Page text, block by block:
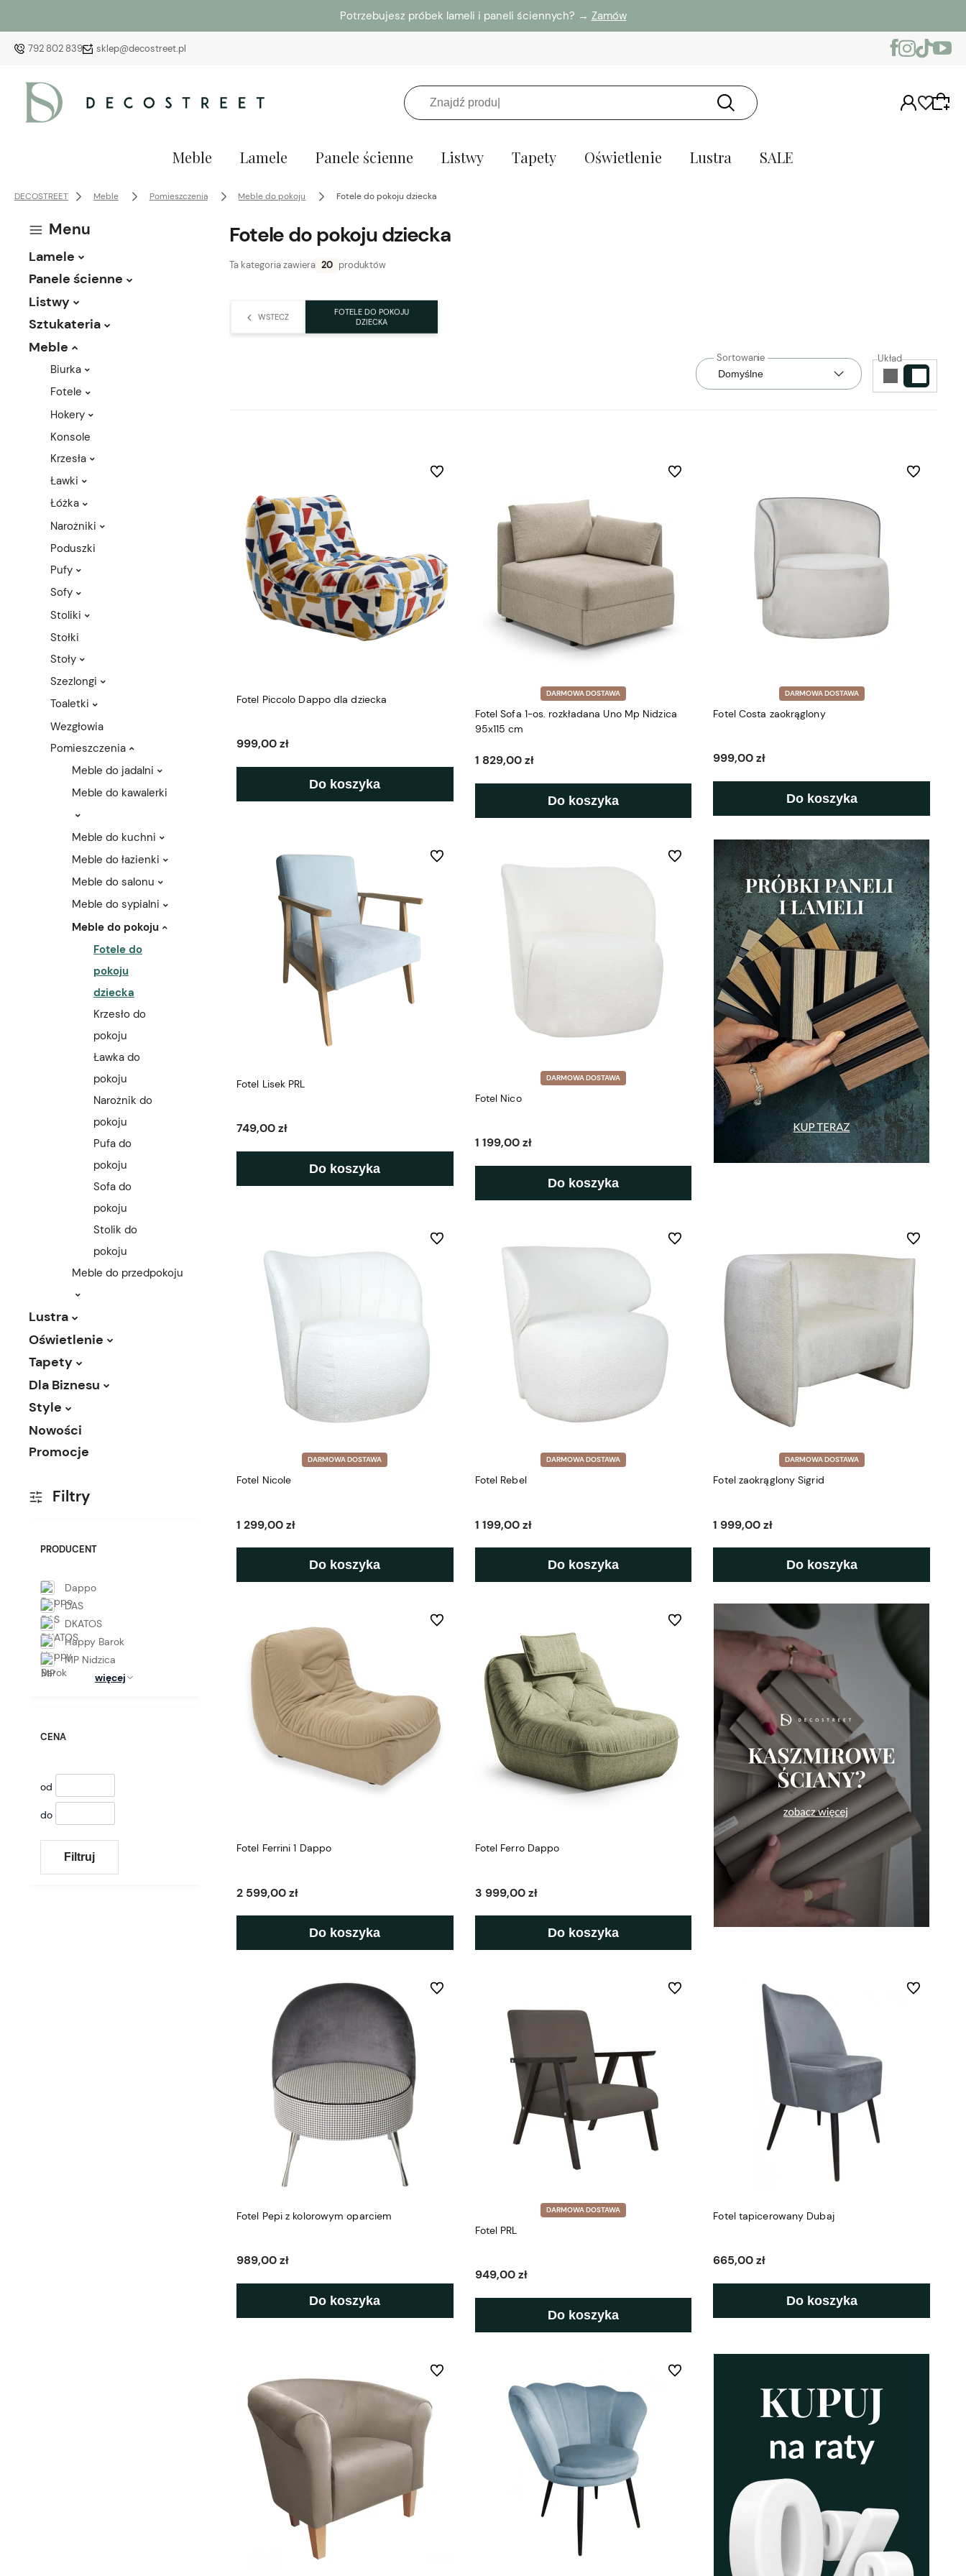
Potrzebujesz próbek lameli i paneli ściennych? → Zamów
792 802 839 sklep@decostreet.pl
Meble Lamele Panele ścienne Listwy Tapety Oświetlenie Lustra SALE
DECOSTREET Meble Pomieszczenia Meble do pokoju Fotele do pokoju dziecka
Menu
Lamele
Panele ścienne
Listwy
Sztukateria
Meble
Biurka
Fotele
Hokery
Konsole
Krzesła
Ławki
Łóżka
Narożniki
Poduszki
Pufy
Sofy
Stoliki
Stołki
Stoły
Szezlongi
Toaletki
Wezgłowia
Pomieszczenia
Meble do jadalni
Meble do kawalerki
Meble do kuchni
Meble do łazienki
Meble do salonu
Meble do sypialni
Meble do pokoju
Fotele do
pokoju
dziecka
Krzesło do
pokoju
Ławka do
pokoju
Narożnik do
pokoju
Pufa do
pokoju
Sofa do
pokoju
Stolik do
pokoju
Meble do przedpokoju
Lustra
Oświetlenie
Tapety
Dla Biznesu
Style
Nowości
Promocje
Filtry
PRODUCENT
Dappo
DAS
DKATOS
Happy Barok
MP Nidzica
więcej
CENA
od
do
Filtruj
Fotele do pokoju dziecka
Ta kategoria zawiera 20 produktów
WSTECZ
FOTELE DO POKOJU
DZIECKA
Układ
Fotel Piccolo Dappo dla dziecka
999,00 zł
Do koszyka
Do ulubionych
DARMOWA DOSTAWA
Fotel Sofa 1-os. rozkładana Uno Mp Nidzica
95x115 cm
1 829,00 zł
Do koszyka
Do ulubionych
DARMOWA DOSTAWA
Fotel Costa zaokrąglony
999,00 zł
Do koszyka
Do ulubionych
Fotel Lisek PRL
749,00 zł
Do koszyka
Do ulubionych
DARMOWA DOSTAWA
Fotel Nico
1 199,00 zł
Do koszyka
Do ulubionych
DARMOWA DOSTAWA
Fotel Nicole
1 299,00 zł
Do koszyka
Do ulubionych
DARMOWA DOSTAWA
Fotel Rebel
1 199,00 zł
Do koszyka
Do ulubionych
DARMOWA DOSTAWA
Fotel zaokrąglony Sigrid
1 999,00 zł
Do koszyka
Do ulubionych
Fotel Ferrini 1 Dappo
2 599,00 zł
Do koszyka
Do ulubionych
Fotel Ferro Dappo
3 999,00 zł
Do koszyka
Do ulubionych
Fotel Pepi z kolorowym oparciem
989,00 zł
Do koszyka
Do ulubionych
DARMOWA DOSTAWA
Fotel PRL
949,00 zł
Do koszyka
Do ulubionych
Fotel tapicerowany Dubaj
665,00 zł
Do koszyka
Do ulubionych
Do ulubionych Do ulubionych